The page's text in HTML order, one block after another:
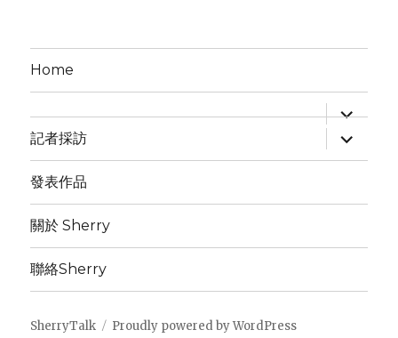
Home
expand
child
menu
記者採訪
expand
child
menu
發表作品
關於 Sherry
聯絡Sherry
SherryTalk Proudly powered by WordPress